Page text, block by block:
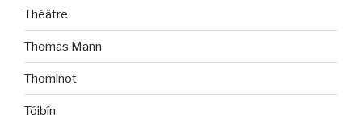
Théâtre
Thomas Mann
Thominot
Tóibín